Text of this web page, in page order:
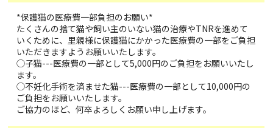
*保護猫の医療費一部負担のお願い*
たくさんの捨て猫や飼い主のいない猫の治療やTNRを進めて
いくために、里親様に保護猫にかかった医療費の一部をご負担
いただきますようお願いいたします。
◯子猫---医療費の一部として5,000円のご負担をお願いいたし
ます。
◯不妊化手術を済ませた猫---医療費の一部として10,000円の
ご負担をお願いいたします。
ご協力のほど、何卒よろしくお願い申し上げます。